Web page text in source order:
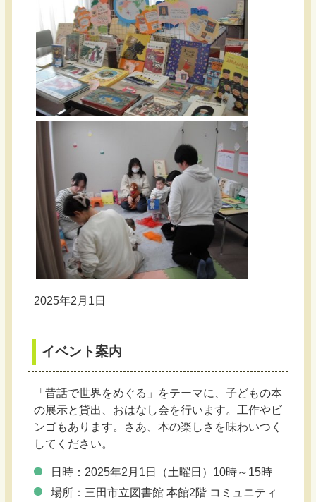
2025年2月1日
イベント案内
「昔話で世界をめぐる」をテーマに、子どもの本
の展示と貸出、おはなし会を行います。工作やビ
ンゴもあります。さあ、本の楽しさを味わいつく
してください。
日時：2025年2月1日（土曜日）10時～15時
場所：三田市立図書館 本館2階 コミュニティ